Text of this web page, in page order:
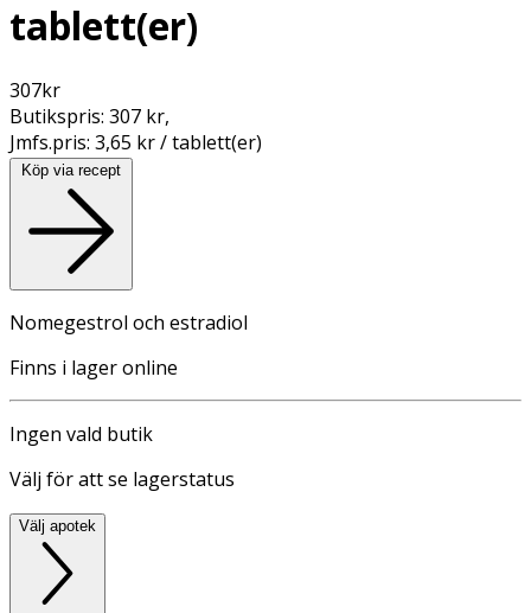
tablett(er)
307kr
Butikspris: 307 kr,
Jmfs.pris: 3,65 kr / tablett(er)
Köp via recept
Nomegestrol och estradiol
Finns i lager online
Ingen vald butik
Välj för att se lagerstatus
Välj apotek